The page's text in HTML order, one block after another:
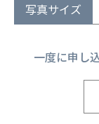
写真サイズ
一度に申し